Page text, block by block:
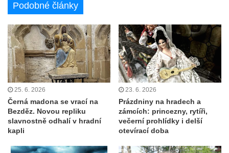
Podobné články
25. 6. 2026
Černá madona se vrací na
Bezděz. Novou repliku
slavnostně odhalí v hradní
kapli
23. 6. 2026
Prázdniny na hradech a
zámcích: princezny, rytíři,
večerní prohlídky i delší
otevírací doba